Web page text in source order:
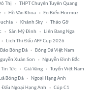
Thị
THPT Chuyên Tuyên Quang
Hồ Văn Khoa
Eo Biển Hormuz
Khánh Sky
Tháo Gỡ
Sân Mỹ Đình
Liên Bang Nga
Lịch Thi Đấu AFF Cup 2026
Báo Bóng Đá
Bóng Đá Việt Nam
Xuân Son
Nguyễn Đình Bắc
Tin Tức Giá Vàng
Tuyển Việt Nam
Bóng Đá
Ngoại Hạng Anh
Đấu Ngoại Hạng Anh Cúp C1